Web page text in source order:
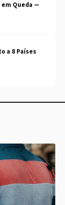
em Queda —
a 8 Países